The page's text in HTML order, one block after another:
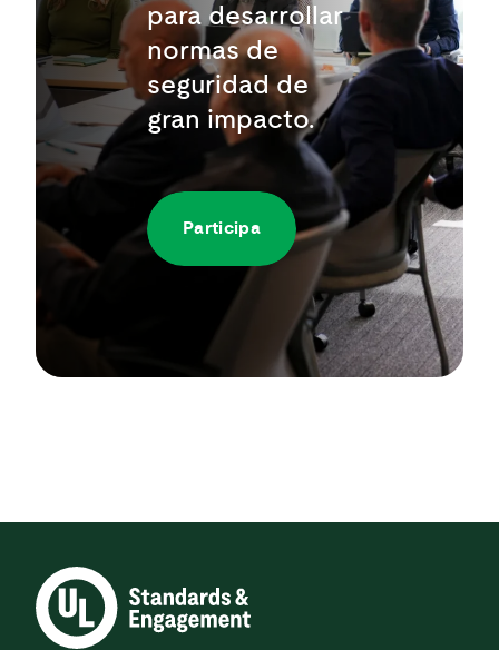
para desarrollar
normas de
seguridad de
gran impacto.
Participa